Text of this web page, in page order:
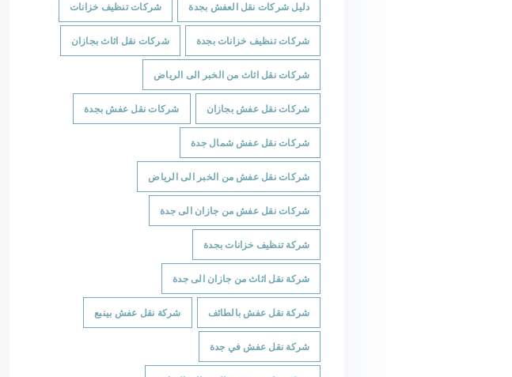
دليل شركات نقل العفش بجدة شركات تنظيف خزانات
شركات تنظيف خزانات بجدة شركات نقل اثاث بجازان
شركات نقل اثاث من الخبر الى الرياض
شركات نقل عفش بجازان شركات نقل عفش بجدة
شركات نقل عفش شمال جدة
شركات نقل عفش من الخبر الى الرياض
شركات نقل عفش من جازان الى جدة
شركة تنظيف خزانات بجدة
شركة نقل اثاث من جازان الى جدة
شركة نقل عفش بالطائف شركة نقل عفش بينبع
شركة نقل عفش في جدة